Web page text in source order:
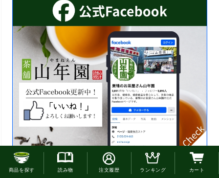
お電話でのご注文はこちら
商品を探す 読み物 注文履歴 ランキング カート